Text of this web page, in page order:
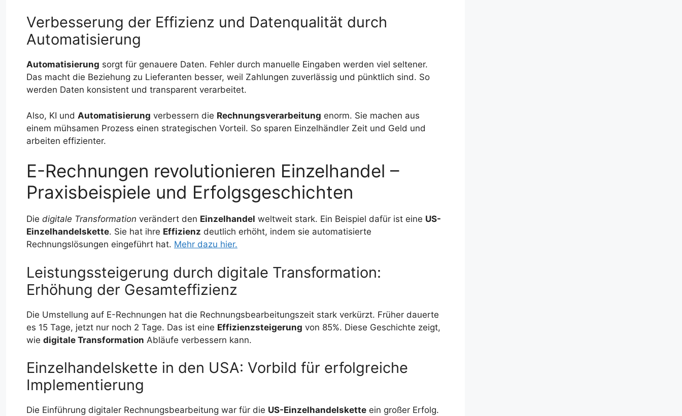
Verbesserung der Effizienz und Datenqualität durch
Automatisierung
Automatisierung sorgt für genauere Daten. Fehler durch manuelle Eingaben werden viel seltener.
Das macht die Beziehung zu Lieferanten besser, weil Zahlungen zuverlässig und pünktlich sind. So
werden Daten konsistent und transparent verarbeitet.
Also, KI und Automatisierung verbessern die Rechnungsverarbeitung enorm. Sie machen aus
einem mühsamen Prozess einen strategischen Vorteil. So sparen Einzelhändler Zeit und Geld und
arbeiten effizienter.
E-Rechnungen revolutionieren Einzelhandel –
Praxisbeispiele und Erfolgsgeschichten
Die digitale Transformation verändert den Einzelhandel weltweit stark. Ein Beispiel dafür ist eine US-
Einzelhandelskette. Sie hat ihre Effizienz deutlich erhöht, indem sie automatisierte
Rechnungslösungen eingeführt hat. Mehr dazu hier.
Leistungssteigerung durch digitale Transformation:
Erhöhung der Gesamteffizienz
Die Umstellung auf E-Rechnungen hat die Rechnungsbearbeitungszeit stark verkürzt. Früher dauerte
es 15 Tage, jetzt nur noch 2 Tage. Das ist eine Effizienzsteigerung von 85%. Diese Geschichte zeigt,
wie digitale Transformation Abläufe verbessern kann.
Einzelhandelskette in den USA: Vorbild für erfolgreiche
Implementierung
Die Einführung digitaler Rechnungsbearbeitung war für die US-Einzelhandelskette ein großer Erfolg.